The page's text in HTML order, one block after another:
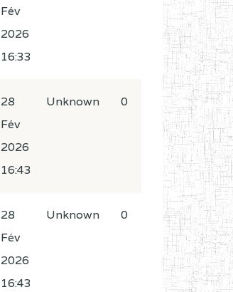
Fév
2026
16:33
28
Fév
2026
16:43
Unknown 0
28
Fév
2026
16:43
Unknown 0